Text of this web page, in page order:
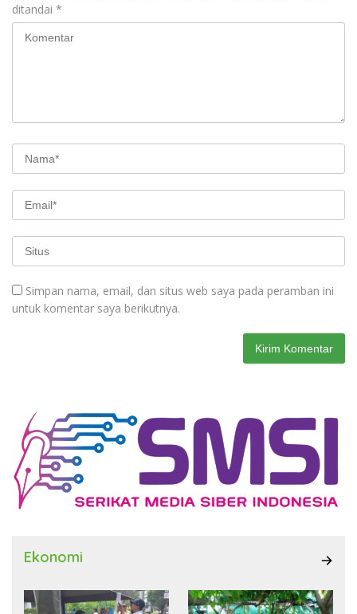
ditandai *
Simpan nama, email, dan situs web saya pada peramban ini
untuk komentar saya berikutnya.
Ekonomi